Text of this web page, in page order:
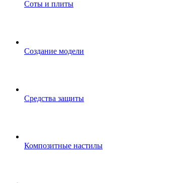
Соты и плиты
Создание модели
Средства защиты
Композитные настилы